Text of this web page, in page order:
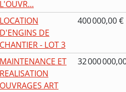
L'OUVR...
LOCATION
D'ENGINS DE
CHANTIER - LOT 3
400 000,00 €
MAINTENANCE ET
REALISATION
OUVRAGES ART
32 000